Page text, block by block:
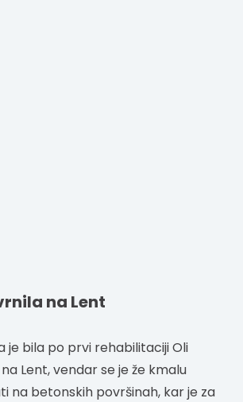
na Lent
je bila po prvi rehabilitaciji Oli
Lent, vendar se je že kmalu
na betonskih površinah, kar je za